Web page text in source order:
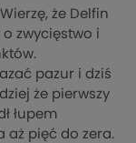
że Delfin
zwycięstwo i
pazur i dziś
że pierwszy
łupem
aż pięć do zera.